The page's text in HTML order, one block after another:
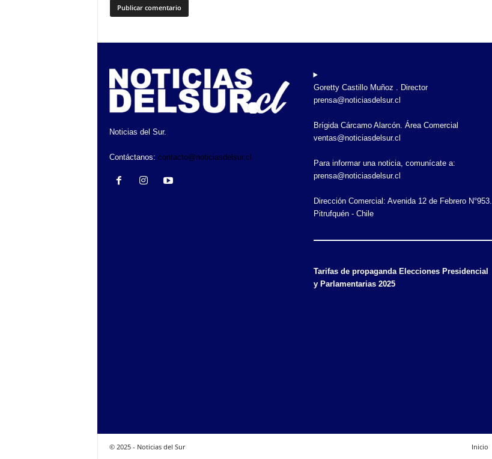
Noticias del Sur.
Contáctanos: contacto@noticiasdelsur.cl
Goretty Castillo Muñoz . Director
prensa@noticiasdelsur.cl
Brígida Cárcamo Alarcón. Área Comercial
ventas@noticiasdelsur.cl
Para informar una noticia, comunícate a:
prensa@noticiasdelsur.cl
Dirección Comercial: Avenida 12 de Febrero N°953.
Pitrufquén - Chile
Tarifas de propaganda Elecciones Presidencial
y Parlamentarias 2025
Inicio
© 2025 - Noticias del Sur